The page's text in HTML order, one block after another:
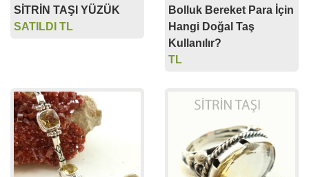
SİTRİN TAŞI YÜZÜK
SATILDI TL
Bolluk Bereket Para İçin
Hangi Doğal Taş
Kullanılır?
TL